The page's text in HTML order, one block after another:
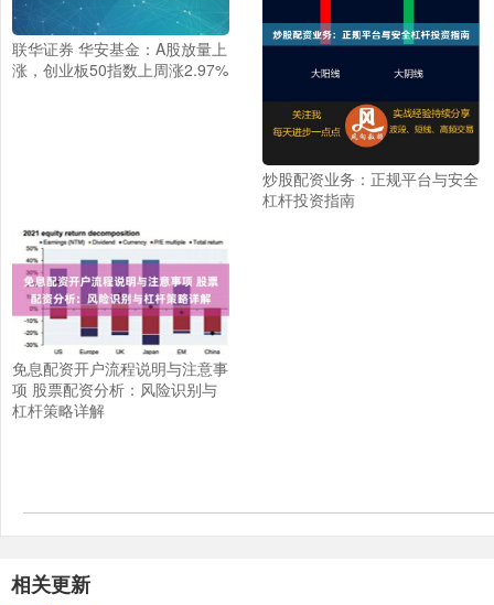
联华证券 华安基金：A股放量上
涨，创业板50指数上周涨2.97%
炒股配资业务：正规平台与安全
杠杆投资指南
免息配资开户流程说明与注意事
项 股票配资分析：风险识别与
杠杆策略详解
相关更新